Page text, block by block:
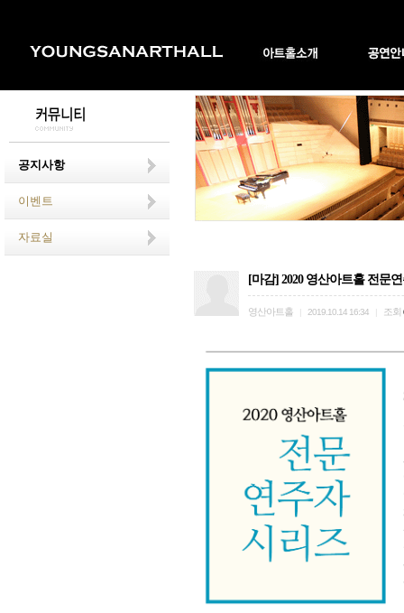
공지사항
이벤트
자료실
[마감] 2020 영산아트홀 전문
영산아트홀 2019.10.14 16:34 조회